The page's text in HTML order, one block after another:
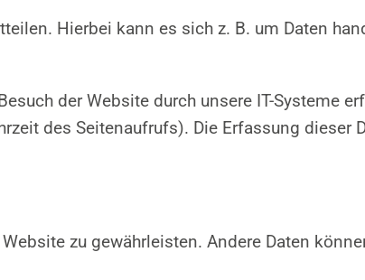
Hierbei kann es sich z. B. um Daten
der Website durch unsere IT-Systeme
des Seitenaufrufs). Die Erfassung dieser
zu gewährleisten. Andere Daten